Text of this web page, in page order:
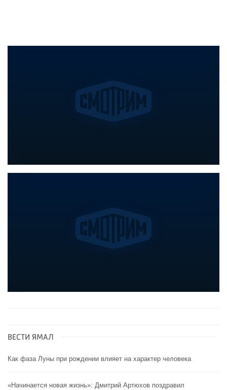
ВЕСТИ ЯМАЛ
Как фаза Луны при рождении влияет на характер человека
«Начинается новая жизнь»: Дмитрий Артюхов поздравил